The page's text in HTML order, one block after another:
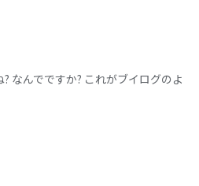
なんでですか? これがブイログのよ